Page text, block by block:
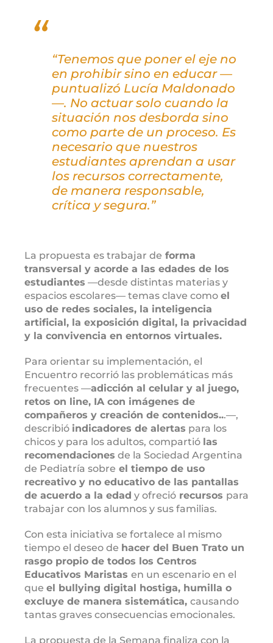
“Tenemos que poner el eje no
en prohibir sino en educar —
puntualizó Lucía Maldonado
—. No actuar solo cuando la
situación nos desborda sino
como parte de un proceso. Es
necesario que nuestros
estudiantes aprendan a usar
los recursos correctamente,
de manera responsable,
crítica y segura.”
La propuesta es trabajar de forma
transversal y acorde a las edades de los
estudiantes —desde distintas materias y
espacios escolares— temas clave como el
uso de redes sociales, la inteligencia
artificial, la exposición digital, la privacidad
y la convivencia en entornos virtuales.
Para orientar su implementación, el
Encuentro recorrió las problemáticas más
frecuentes —adicción al celular y al juego,
retos on line, IA con imágenes de
compañeros y creación de contenidos...—,
describió indicadores de alertas para los
chicos y para los adultos, compartió las
recomendaciones de la Sociedad Argentina
de Pediatría sobre el tiempo de uso
recreativo y no educativo de las pantallas
de acuerdo a la edad y ofreció recursos para
trabajar con los alumnos y sus familias.
Con esta iniciativa se fortalece al mismo
tiempo el deseo de hacer del Buen Trato un
rasgo propio de todos los Centros
Educativos Maristas en un escenario en el
que el bullying digital hostiga, humilla o
excluye de manera sistemática, causando
tantas graves consecuencias emocionales.
La propuesta de la Semana finaliza con la